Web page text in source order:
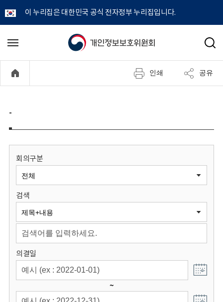
이 누리집은 대한민국 공식 전자정부 누리집입니다.
개
정
보
원
회
메
기
검
인쇄 공유
-
회의구분
검색
의결일
~